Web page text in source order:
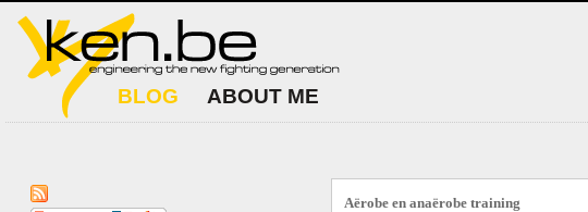
BLOG ABOUT ME
Aërobe en anaërobe training